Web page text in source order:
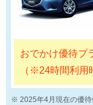
おでかけ優待プ
（※24時間利用
2025年4月現在の優